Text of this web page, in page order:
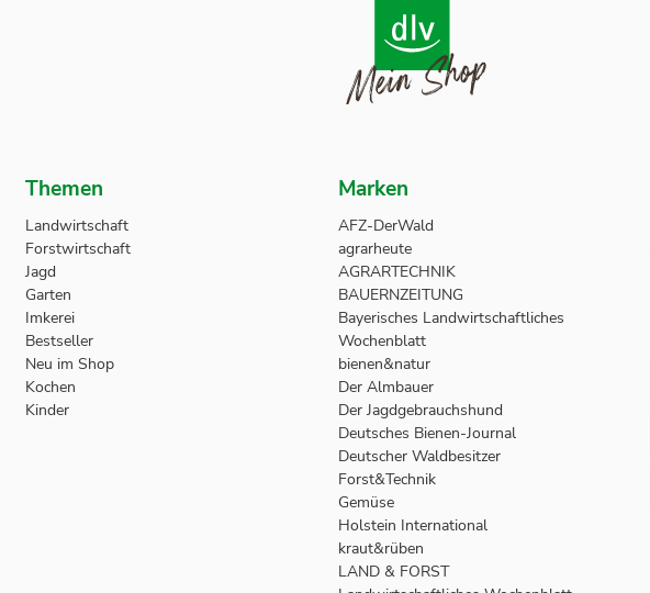
Themen
Landwirtschaft
Forstwirtschaft
Jagd
Garten
Imkerei
Bestseller
Neu im Shop
Kochen
Kinder
Marken
AFZ-DerWald
agrarheute
AGRARTECHNIK
BAUERNZEITUNG
Bayerisches Landwirtschaftliches
Wochenblatt
bienen&natur
Der Almbauer
Der Jagdgebrauchshund
Deutsches Bienen-Journal
Deutscher Waldbesitzer
Forst&Technik
Gemüse
Holstein International
kraut&rüben
LAND & FORST